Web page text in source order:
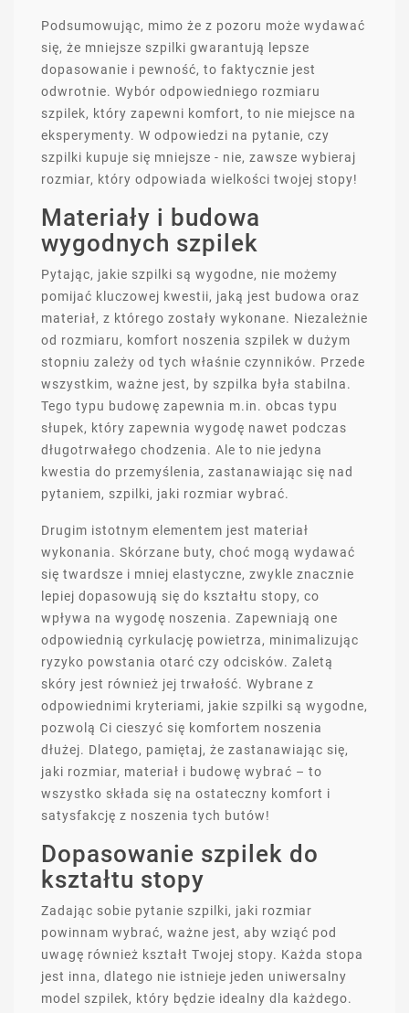
Podsumowując, mimo że z pozoru może wydawać
się, że mniejsze szpilki gwarantują lepsze
dopasowanie i pewność, to faktycznie jest
odwrotnie. Wybór odpowiedniego rozmiaru
szpilek, który zapewni komfort, to nie miejsce na
eksperymenty. W odpowiedzi na pytanie, czy
szpilki kupuje się mniejsze - nie, zawsze wybieraj
rozmiar, który odpowiada wielkości twojej stopy!
Materiały i budowa
wygodnych szpilek
Pytając, jakie szpilki są wygodne, nie możemy
pomijać kluczowej kwestii, jaką jest budowa oraz
materiał, z którego zostały wykonane. Niezależnie
od rozmiaru, komfort noszenia szpilek w dużym
stopniu zależy od tych właśnie czynników. Przede
wszystkim, ważne jest, by szpilka była stabilna.
Tego typu budowę zapewnia m.in. obcas typu
słupek, który zapewnia wygodę nawet podczas
długotrwałego chodzenia. Ale to nie jedyna
kwestia do przemyślenia, zastanawiając się nad
pytaniem, szpilki, jaki rozmiar wybrać.
Drugim istotnym elementem jest materiał
wykonania. Skórzane buty, choć mogą wydawać
się twardsze i mniej elastyczne, zwykle znacznie
lepiej dopasowują się do kształtu stopy, co
wpływa na wygodę noszenia. Zapewniają one
odpowiednią cyrkulację powietrza, minimalizując
ryzyko powstania otarć czy odcisków. Zaletą
skóry jest również jej trwałość. Wybrane z
odpowiednimi kryteriami, jakie szpilki są wygodne,
pozwolą Ci cieszyć się komfortem noszenia
dłużej. Dlatego, pamiętaj, że zastanawiając się,
jaki rozmiar, materiał i budowę wybrać – to
wszystko składa się na ostateczny komfort i
satysfakcję z noszenia tych butów!
Dopasowanie szpilek do
kształtu stopy
Zadając sobie pytanie szpilki, jaki rozmiar
powinnam wybrać, ważne jest, aby wziąć pod
uwagę również kształt Twojej stopy. Każda stopa
jest inna, dlatego nie istnieje jeden uniwersalny
model szpilek, który będzie idealny dla każdego.